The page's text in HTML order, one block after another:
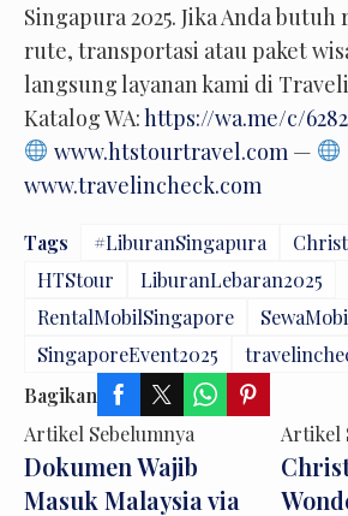
Singapura 2025. Jika Anda butuh
rute, transportasi atau paket
langsung layanan kami di
Katalog WA:https://wa.me/c/
www.htstourtravel.com —
www.travelincheck.com
Tags #LiburanSingapura
HTStour
LiburanLebaran2025
RentalMobilSingapore
SingaporeEvent2025
Bagikan
Artikel Sebelumnya
Dokumen Wajib
Masuk Malaysia via
Artikel